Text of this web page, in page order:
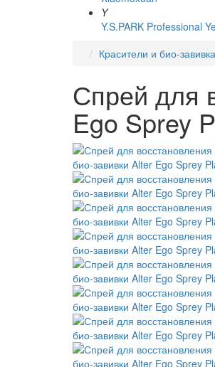
Y
Y.S.PARK Professional
Красители и био-завивка
Спрей для
Ego Sprey